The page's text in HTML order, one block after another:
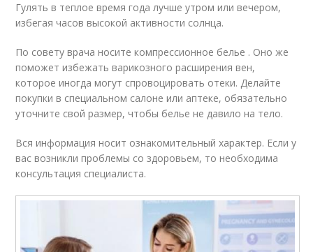
Гулять в теплое время года лучше утром или вечером,
избегая часов высокой активности солнца.
По совету врача носите компрессионное белье . Оно же
поможет избежать варикозного расширения вен,
которое иногда могут спровоцировать отеки. Делайте
покупки в специальном салоне или аптеке, обязательно
уточните свой размер, чтобы белье не давило на тело.
Вся информация носит ознакомительный характер. Если у
вас возникли проблемы со здоровьем, то необходима
консультация специалиста.